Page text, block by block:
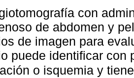
con
de abdomen y
de imagen para
puede identificar con
o isquemia y